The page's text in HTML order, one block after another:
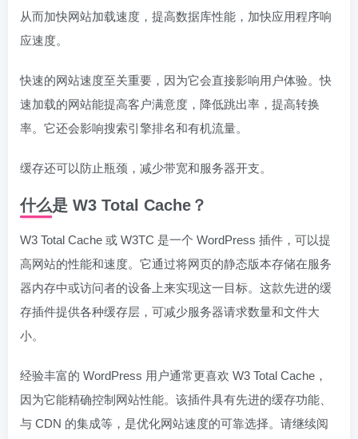
从而加快网站加载速度，提高数据库性能，加快应用程序响
应速度。
快速的网站速度至关重要，因为它会直接影响用户体验。快
速加载的网站能提高客户满意度，降低跳出率，提高转换
率。它还会影响搜索引擎排名和有机流量。
缓存还可以防止瓶颈，减少带宽和服务器开支。
什么是 W3 Total Cache？
W3 Total Cache 或 W3TC 是一个 WordPress 插件，可以提
高网站的性能和速度。它通过将网页的静态版本存储在服务
器内存中或访问者的设备上来实现这一目标。这款先进的缓
存插件提供各种缓存层，可减少服务器请求数量和文件大
小。
经验丰富的 WordPress 用户通常更喜欢 W3 Total Cache，
因为它能精确控制网站性能。该插件具有先进的缓存功能、
与 CDN 的集成等，是优化网站速度的可靠选择。请继续阅